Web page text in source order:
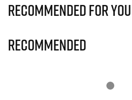
Recommended for you
Recommended